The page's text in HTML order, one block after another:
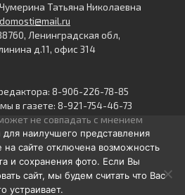
Татьяна Николаевна
Ленинградская обл,
д.11, офис 314
8-906-226-78-85
в газете: 8-921-754-46-73
не совпадать с мнением
наилучшего представления
на сайте отключена возможность
и сохранения фото. Если Вы
сайт, мы будем считать что Вас
устраивает.